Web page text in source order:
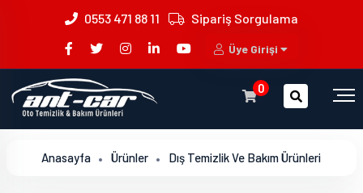
0553 471 88 11 Sipariş Sorgulama
Üye Girişi
0
Anasayfa Ürünler Dış Temizlik Ve Bakım Ürünleri